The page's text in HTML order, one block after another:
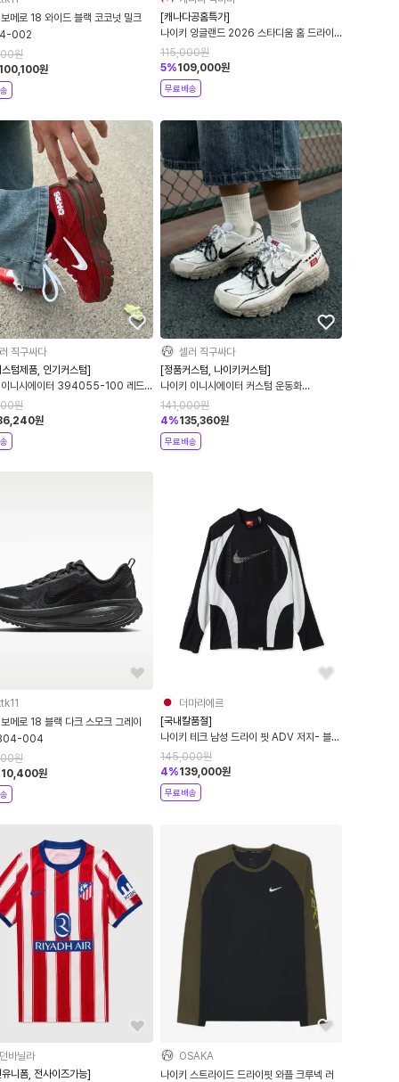
메로 18 와이드 블랙 코코넛 밀크
002
원
원
[캐나다공홈특가]
나이키 잉글랜드 2026 스타디움 홈 드라이
핏 풋볼 레플리카 저지 화이트 스피드 레드
IB5290-100
115,000원
5%109,000원
무료배송
직구싸다
텀제품, 인기커스텀]
이니시에이터 394055-100 레드
원
원
셀러 직구싸다
[정품커스텀, 나이키커스텀]
나이키 이니시에이터 커스텀 운동화
394055-100
141,000원
4%135,360원
무료배송
메로 18 블랙 다크 스모크 그레이
004
원
원
더마리에르
[국내칼품절]
나이키 테크 남성 드라이 핏 ADV 저지- 블랙
오프 화이트 IM5726-010
145,000원
4%139,000원
무료배송
바닐라
니폼, 전사이즈가능]
OSAKA
나이키 스트라이드 드라이핏 와플 크루넥 러